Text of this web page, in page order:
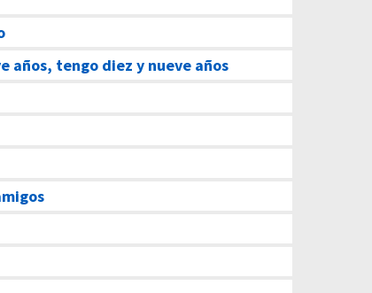
años, tengo diez y nueve años